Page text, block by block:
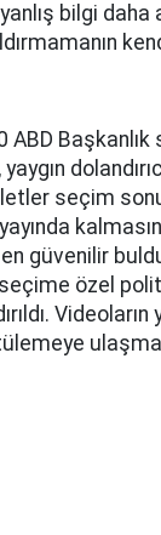
bilgi
ABD
seçim
güvenilir
özel